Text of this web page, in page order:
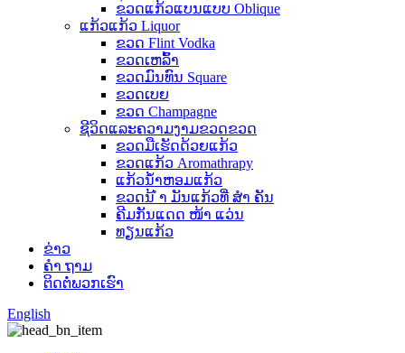
ຂວດແກ້ວແບນແບບ Oblique
ແກ້ວແກ້ວ Liquor
ຂວດ Flint Vodka
ຂວດເຫລົ້າ
ຂວດມົນທົນ Square
ຂວດເບຍ
ຂວດ Champagne
ຊີວິດແລະຄວາມງາມຂວດຂວດ
ຂວດມືເຮັດດ້ວຍແກ້ວ
ຂວດແກ້ວ Aromathrapy
ແກ້ວນໍ້າຫອມແກ້ວ
ຂວດນ້ ຳ ມັນແກ້ວທີ່ ສຳ ຄັນ
ຄີມກັນແດດ ໜ້າ ແວ່ນ
ທຽນແກ້ວ
ຂ່າວ
ຄຳ ຖາມ
ຕິດ​ຕໍ່​ພວກ​ເຮົາ
English